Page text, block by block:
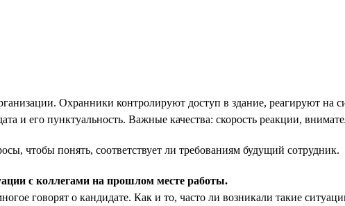
Охранники контролируют доступ в здание, реагируют
и его пунктуальность. Важные качества: скорость реакции,
чтобы понять, соответствует ли требованиям будущий сотрудник.
с коллегами на прошлом месте работы.
говорят о кандидате. Как и то, часто ли возникали такие